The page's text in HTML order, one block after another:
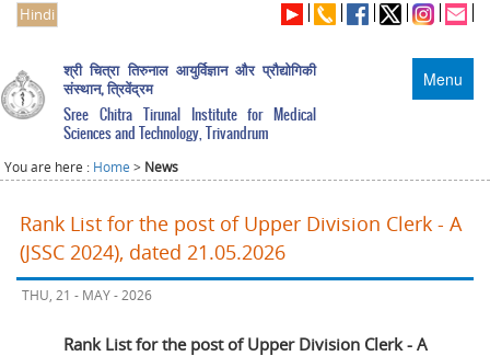
Hindi
Menu
श्री चित्रा तिरुनाल आयुर्विज्ञान और प्रौद्योगिकी
संस्थान, त्रिवेंद्रम
Sree Chitra Tirunal Institute for Medical
Sciences and Technology, Trivandrum
You are here : Home > News
Rank List for the post of Upper Division Clerk - A
(JSSC 2024), dated 21.05.2026
THU, 21 - MAY - 2026
Rank List for the post of Upper Division Clerk - A